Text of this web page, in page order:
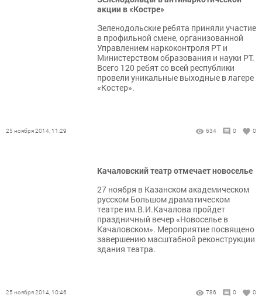
акции в «Костре»
Зеленодольские ребята приняли участие
в профильной смене, организованной
Управлением наркоконтроля РТ и
Министерством образования и науки РТ.
Всего 120 ребят со всей республики
провели уникальные выходные в лагере
«Костер».
25 ноября 2014, 11:29 634 0 0
Качаловский театр отмечает новоселье
27 ноября в Казанском академическом
русском Большом драматическом
театре им.В.И.Качалова пройдет
праздничный вечер «Новоселье в
Качаловском». Мероприятие посвящено
завершению масштабной реконструкции
здания театра.
25 ноября 2014, 10:46 786 0 0